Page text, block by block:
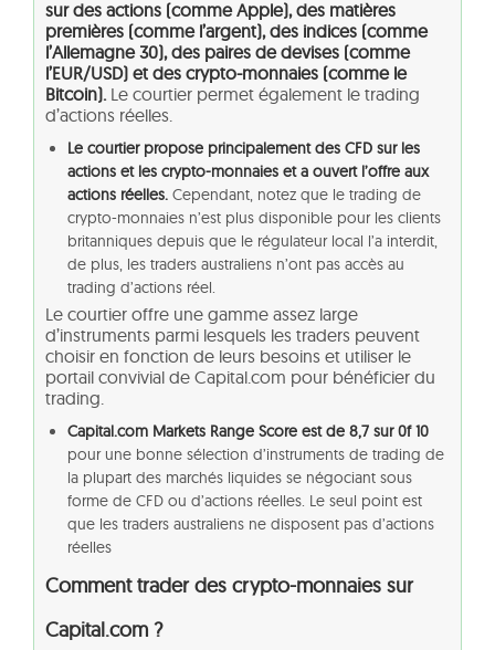
sur des actions (comme Apple), des matières
premières (comme l’argent), des indices (comme
l’Allemagne 30), des paires de devises (comme
l’EUR/USD) et des crypto-monnaies (comme le
Bitcoin). Le courtier permet également le trading
d’actions réelles.
Le courtier propose principalement des CFD sur les
actions et les crypto-monnaies et a ouvert l’offre aux
actions réelles. Cependant, notez que le trading de
crypto-monnaies n’est plus disponible pour les clients
britanniques depuis que le régulateur local l’a interdit,
de plus, les traders australiens n’ont pas accès au
trading d’actions réel.
Le courtier offre une gamme assez large
d’instruments parmi lesquels les traders peuvent
choisir en fonction de leurs besoins et utiliser le
portail convivial de Capital.com pour bénéficier du
trading.
Capital.com Markets Range Score est de 8,7 sur 0f 10
pour une bonne sélection d’instruments de trading de
la plupart des marchés liquides se négociant sous
forme de CFD ou d’actions réelles. Le seul point est
que les traders australiens ne disposent pas d’actions
réelles
Comment trader des crypto-monnaies sur
Capital.com ?